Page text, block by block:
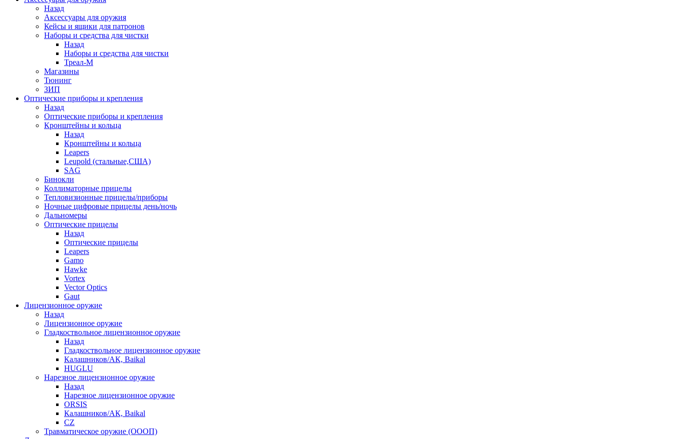
Назад
Аксессуары для оружия
Кейсы и ящики для патронов
Наборы и средства для чистки
Назад
Наборы и средства для чистки
Треал-М
Магазины
Тюнинг
ЗИП
Оптические приборы и крепления
Назад
Оптические приборы и крепления
Кронштейны и кольца
Назад
Кронштейны и кольца
Leapers
Leupold (стальные,США)
SAG
Бинокли
Коллиматорные прицелы
Тепловизионные прицелы/приборы
Ночные цифровые прицелы день/ночь
Дальномеры
Оптические прицелы
Назад
Оптические прицелы
Leapers
Gamo
Hawke
Vortex
Vector Optics
Gaut
Лицензионное оружие
Назад
Лицензионное оружие
Гладкоствольное лицензионное оружие
Назад
Гладкоствольное лицензионное оружие
Калашников/АК, Baikal
HUGLU
Нарезное лицензионное оружие
Назад
Нарезное лицензионное оружие
ORSIS
Калашников/АК, Baikal
CZ
Травматическое оружие (ОООП)